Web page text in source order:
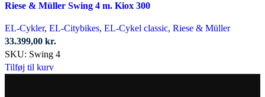
flere
Mulighederne
på
Riese & Müller Swing 4 m. Kiox 300
EL-Cykler, EL-Citybikes, EL-Cykel classic, Riese & Müller
33.399,00 kr.
SKU: Swing 4
Tilføj til kurv